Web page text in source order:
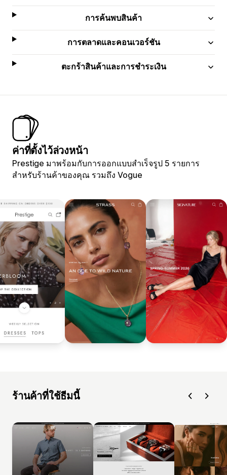
การค้นพบสินค้า
การตลาดและคอนเวอร์ชัน
ตะกร้าสินค้าและการชำระเงิน
ค่าที่ตั้งไว้ล่วงหน้า
Prestige มาพร้อมกับการออกแบบสำเร็จรูป 5 รายการ
สำหรับร้านค้าของคุณ รวมถึง Vogue
ร้านค้าที่ใช้ธีมนี้